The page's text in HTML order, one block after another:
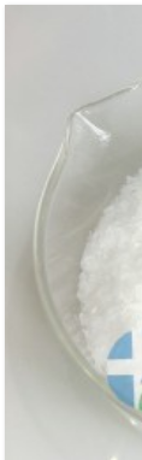
velocidade de